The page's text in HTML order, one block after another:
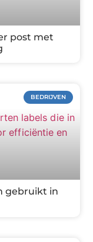
post met
BEDRIJVEN
gebruikt in